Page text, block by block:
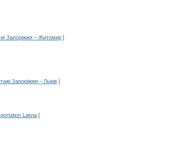
Запоріжжя – Житомир
Запоріжжя – Львів
Latvia